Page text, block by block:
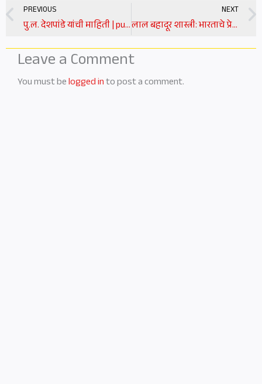
Prev
PREVIOUS
पु.ल. देशपांडे यांची माहिती | pu la deshpande information in marathi
NEXT
लाल बहादूर शास्त्री: भारताचे प्रेरणादायी नेते | lal bahadur shastri information in marathi
Leave a Comment
You must belogged into post a comment.